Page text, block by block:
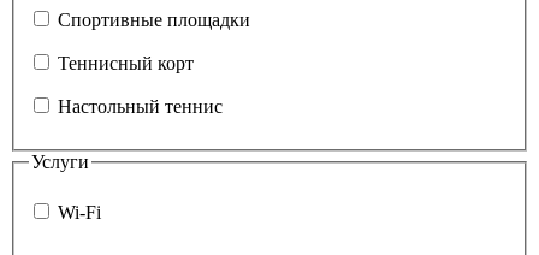
Спортивные площадки
Теннисный корт
Настольный теннис
Услуги
Wi-Fi